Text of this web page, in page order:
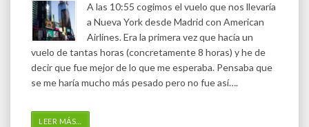
A las 10:55 cogimos el vuelo que nos llevaría
a Nueva York desde Madrid con American
Airlines. Era la primera vez que hacía un
vuelo de tantas horas (concretamente 8 horas) y he de
decir que fue mejor de lo que me esperaba. Pensaba que
se me haría mucho más pesado pero no fue así….
LEER MÁS